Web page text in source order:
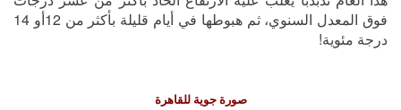
فوق المعدل السنوي، ثم هبوطها في أيام قليلة بأكثر من 12أو 14
درجة مئوية!
صورة جوية للقاهرة